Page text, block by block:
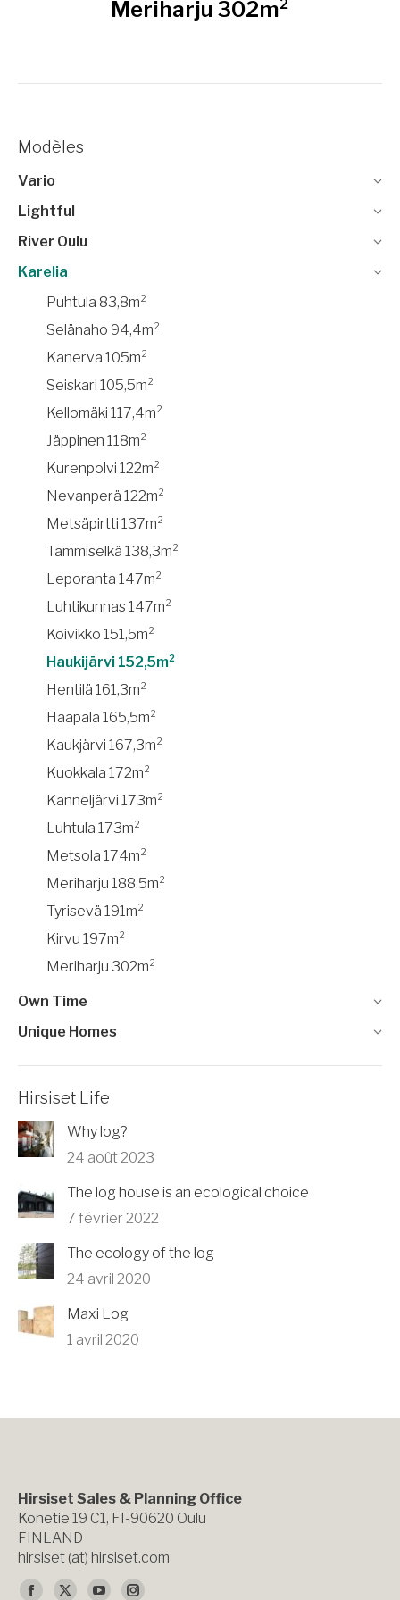
Meriharju 302m²
Modèles
Vario
Lightful
River Oulu
Karelia
Puhtula 83,8m²
Selänaho 94,4m²
Kanerva 105m²
Seiskari 105,5m²
Kellomäki 117,4m²
Jäppinen 118m²
Kurenpolvi 122m²
Nevanperä 122m²
Metsäpirtti 137m²
Tammiselkä 138,3m²
Leporanta 147m²
Luhtikunnas 147m²
Koivikko 151,5m²
Haukijärvi 152,5m²
Hentilä 161,3m²
Haapala 165,5m²
Kaukjärvi 167,3m²
Kuokkala 172m²
Kanneljärvi 173m²
Luhtula 173m²
Metsola 174m²
Meriharju 188.5m²
Tyrisevä 191m²
Kirvu 197m²
Meriharju 302m²
Own Time
Unique Homes
Hirsiset Life
Why log?
24 août 2023
The log house is an ecological choice
7 février 2022
The ecology of the log
24 avril 2020
Maxi Log
1 avril 2020
Hirsiset Sales & Planning Office
Konetie 19 C1, FI-90620 Oulu
FINLAND
hirsiset (at) hirsiset.com